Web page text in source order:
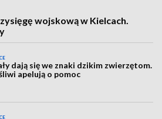
wojskową w Kielcach.
dają się we znaki dzikim zwierzętom.
apelują o pomoc